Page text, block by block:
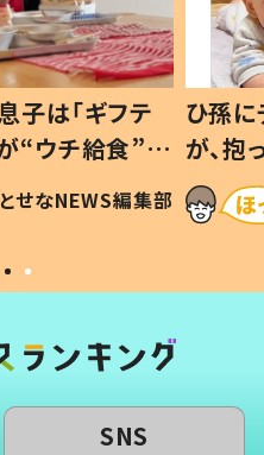
80歳じいじ
ひ孫の反応に
可愛くて仕方な
とせなNEWS編集部
SNS